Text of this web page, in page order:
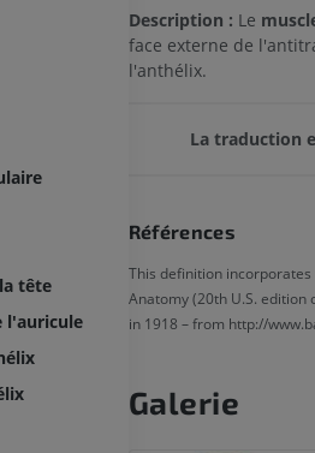
tête
l'auricule
Description : Le
face externe de
l'anthélix.
La traduction
Références
This definition
Anatomy (20th U.S. edition
in 1918 – from http://
Galerie